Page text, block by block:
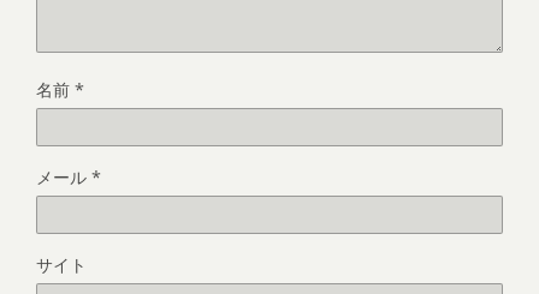
名前 *
メール *
サイト